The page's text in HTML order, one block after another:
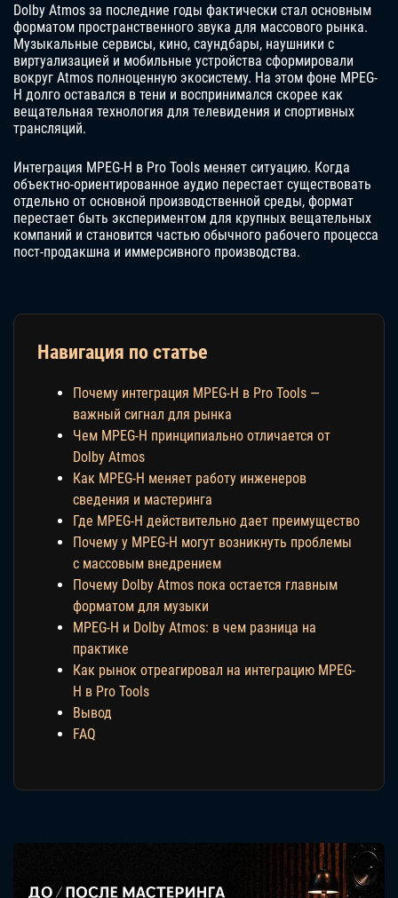
Dolby Atmos за последние годы фактически стал основным
форматом пространственного звука для массового рынка.
Музыкальные сервисы, кино, саундбары, наушники с
виртуализацией и мобильные устройства сформировали
вокруг Atmos полноценную экосистему. На этом фоне MPEG-
H долго оставался в тени и воспринимался скорее как
вещательная технология для телевидения и спортивных
трансляций.
Интеграция MPEG-H в Pro Tools меняет ситуацию. Когда
объектно-ориентированное аудио перестает существовать
отдельно от основной производственной среды, формат
перестает быть экспериментом для крупных вещательных
компаний и становится частью обычного рабочего процесса
пост-продакшна и иммерсивного производства.
Навигация по статье
Почему интеграция MPEG-H в Pro Tools —
важный сигнал для рынка
Чем MPEG-H принципиально отличается от
Dolby Atmos
Как MPEG-H меняет работу инженеров
сведения и мастеринга
Где MPEG-H действительно дает преимущество
Почему у MPEG-H могут возникнуть проблемы
с массовым внедрением
Почему Dolby Atmos пока остается главным
форматом для музыки
MPEG-H и Dolby Atmos: в чем разница на
практике
Как рынок отреагировал на интеграцию MPEG-
H в Pro Tools
Вывод
FAQ